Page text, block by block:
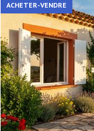
ACHETER-VENDRE